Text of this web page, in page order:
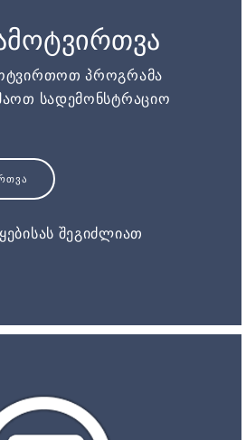
პროგრამა
სადემონსტრაციო
შეგიძლიათ